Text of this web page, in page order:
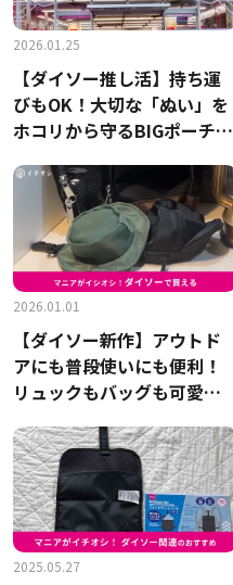
2026.01.25
【ダイソー推し活】持ち運
びもOK！大切な「ぬい」を
ホコリから守るBIGポーチが
2026.01.01
【ダイソー新作】アウトド
アにも普段使いにも便利！
リュックもバッグも可愛く
チ」2選！
2025.05.27